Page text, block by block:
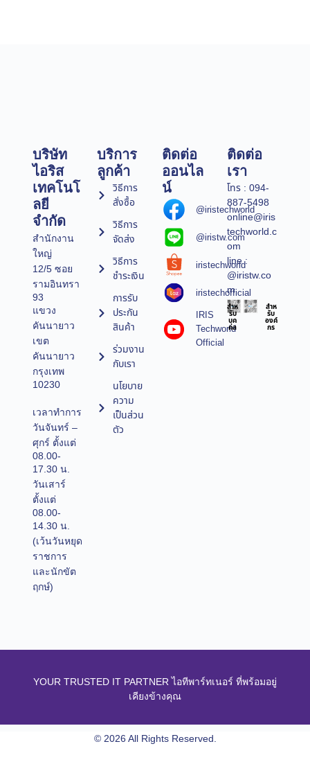
บริษัท
ไอริส
เทคโนโ
ลยี
จำกัด
สำนักงาน
ใหญ่
12/5 ซอย
รามอินทรา
93
แขวง
คันนายาว
เขต
คันนายาว
กรุงเทพ
10230
เวลาทำการ
วันจันทร์ –
ศุกร์ ตั้งแต่
08.00-
17.30 น.
วันเสาร์
ตั้งแต่
08.00-
14.30 น.
(เว้นวันหยุด
ราชการ
และนักขัต
ฤกษ์)
บริการ
ลูกค้า
วิธีการ
สั่งซื้อ
วิธีการ
จัดส่ง
วิธีการ
ชำระเงิน
การรับ
ประกัน
สินค้า
ร่วมงาน
กับเรา
นโยบาย
ความ
เป็นส่วน
ตัว
ติดต่อ
ออนไล
น์
@iristechworld
@iristw.com
iristechworld
iristechofficial
IRIS
Techworld
Official
ติดต่อ
เรา
โทร : 094-
887-5498
online@iris
techworld.c
om
line :
@iristw.co
m
สำห
รับ
บุค
คล
สำห
รับ
องค์
กร
YOUR TRUSTED IT PARTNER ไอทีพาร์ทเนอร์ ที่พร้อมอยู่
เคียงข้างคุณ
© 2026 All Rights Reserved.